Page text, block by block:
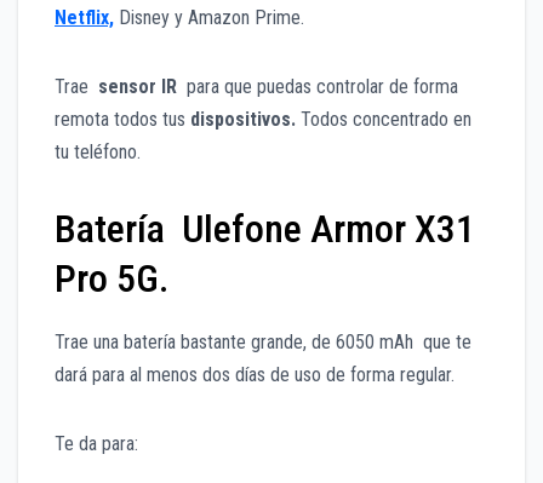
Netflix, Disney y Amazon Prime.
Trae sensor IR para que puedas controlar de forma
remota todos tus dispositivos. Todos concentrado en
tu teléfono.
Batería Ulefone Armor X31
Pro 5G.
Trae una batería bastante grande, de 6050 mAh que te
dará para al menos dos días de uso de forma regular.
Te da para: